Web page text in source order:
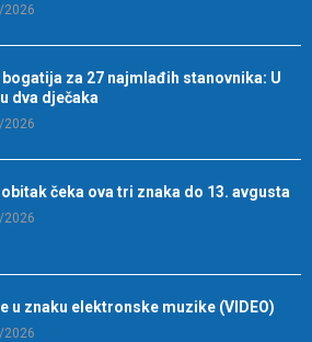
2026
za 27 najmlađih stanovnika: U
dva dječaka
2026
čeka ova tri znaka do 13. avgusta
2026
u znaku elektronske muzike (VIDEO)
2026